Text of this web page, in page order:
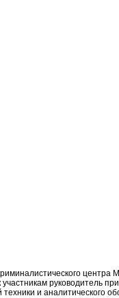
руководитель
и аналитического